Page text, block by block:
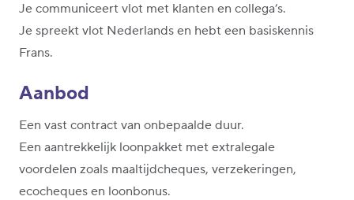
Je communiceert vlot met klanten en collega’s.
Je spreekt vlot Nederlands en hebt een basiskennis
Frans.
Aanbod
Een vast contract van onbepaalde duur.
Een aantrekkelijk loonpakket met extralegale
voordelen zoals maaltijdcheques, verzekeringen,
ecocheques en loonbonus.